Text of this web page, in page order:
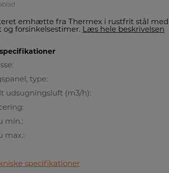
emhætte fra Thermex i rustfrit stål med
og forsinkelsestimer. Læs hele beskrivelsen
type:
udsugningsluft (m3/h):
min.:
max.:
specifikationer